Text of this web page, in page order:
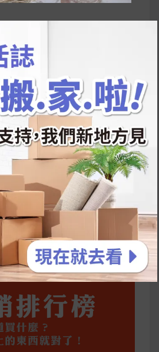
易胖？
有好玩的運動小遊戲！今年過
盒跟我的親戚、朋友們一起分
薦｜五款百元健康伴手禮
彈嗎？作用解析＋停藥後體重
改變也是能快樂執行的！6 個
巧